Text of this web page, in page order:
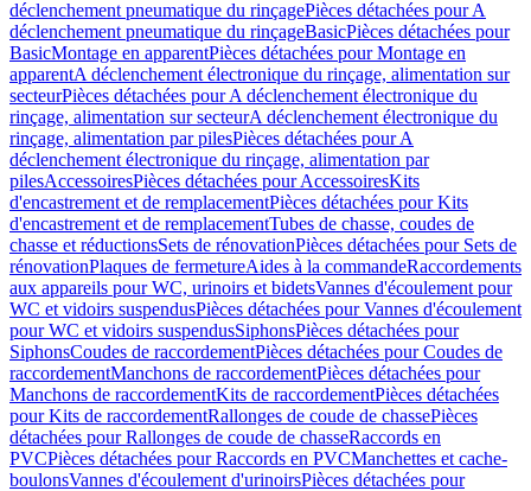
déclenchement pneumatique du rinçagePièces détachées pour A
déclenchement pneumatique du rinçageBasicPièces détachées pour
BasicMontage en apparentPièces détachées pour Montage en
apparentA déclenchement électronique du rinçage, alimentation sur
secteurPièces détachées pour A déclenchement électronique du
rinçage, alimentation sur secteurA déclenchement électronique du
rinçage, alimentation par pilesPièces détachées pour A
déclenchement électronique du rinçage, alimentation par
pilesAccessoiresPièces détachées pour AccessoiresKits
d'encastrement et de remplacementPièces détachées pour Kits
d'encastrement et de remplacementTubes de chasse, coudes de
chasse et réductionsSets de rénovationPièces détachées pour Sets de
rénovationPlaques de fermetureAides à la commandeRaccordements
aux appareils pour WC, urinoirs et bidetsVannes d'écoulement pour
WC et vidoirs suspendusPièces détachées pour Vannes d'écoulement
pour WC et vidoirs suspendusSiphonsPièces détachées pour
SiphonsCoudes de raccordementPièces détachées pour Coudes de
raccordementManchons de raccordementPièces détachées pour
Manchons de raccordementKits de raccordementPièces détachées
pour Kits de raccordementRallonges de coude de chassePièces
détachées pour Rallonges de coude de chasseRaccords en
PVCPièces détachées pour Raccords en PVCManchettes et cache-
boulonsVannes d'écoulement d'urinoirsPièces détachées pour